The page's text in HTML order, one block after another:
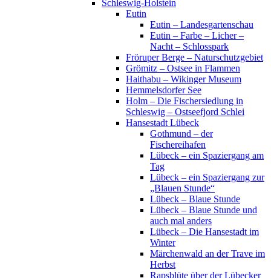
Schleswig-Holstein
Eutin
Eutin – Landesgartenschau
Eutin – Farbe – Licher –
Nacht – Schlosspark
Fröruper Berge – Naturschutzgebiet
Grömitz – Ostsee in Flammen
Haithabu – Wikinger Museum
Hemmelsdorfer See
Holm – Die Fischersiedlung in
Schleswig – Ostseefjord Schlei
Hansestadt Lübeck
Gothmund – der
Fischereihafen
Lübeck – ein Spaziergang am
Tag
Lübeck – ein Spaziergang zur
„Blauen Stunde“
Lübeck – Blaue Stunde
Lübeck – Blaue Stunde und
auch mal anders
Lübeck – Die Hansestadt im
Winter
Märchenwald an der Trave im
Herbst
Rapsblüte über der Lübecker